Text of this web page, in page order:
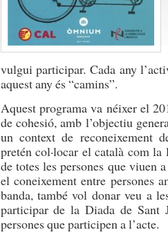
vulgui participar. Cada any
aquest any és “camins”.
Aquest programa va néixer el
de cohesió, amb l’objectiu
un context de reconeixement
pretén col·locar el català com
de totes les persones que viuen
el coneixement entre persones
banda, també vol donar veu a
participar de la Diada de
persones que participen a l’acte.